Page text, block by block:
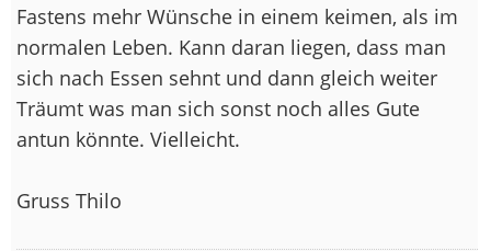
Fastens mehr Wünsche in einem keimen, als im
normalen Leben. Kann daran liegen, dass man
sich nach Essen sehnt und dann gleich weiter
Träumt was man sich sonst noch alles Gute
antun könnte. Vielleicht.
Gruss Thilo